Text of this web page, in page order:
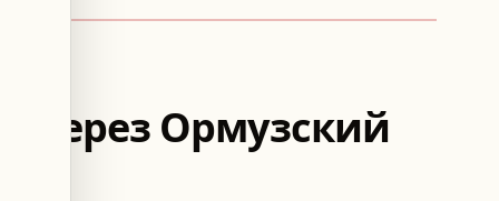
через Ормузский